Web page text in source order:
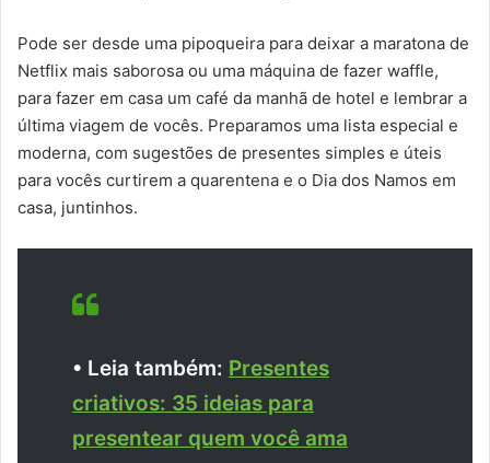
Pode ser desde uma pipoqueira para deixar a maratona de
Netflix mais saborosa ou uma máquina de fazer waffle,
para fazer em casa um café da manhã de hotel e lembrar a
última viagem de vocês. Preparamos uma lista especial e
moderna, com sugestões de presentes simples e úteis
para vocês curtirem a quarentena e o Dia dos Namos em
casa, juntinhos.
• Leia também: Presentes
criativos: 35 ideias para
presentear quem você ama